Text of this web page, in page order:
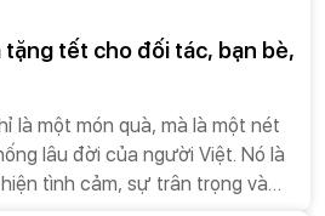
tặng tết cho đối tác, bạn bè,
là một món quà, mà là một nét
lâu đời của người Việt. Nó là
tình cảm, sự trân trọng và